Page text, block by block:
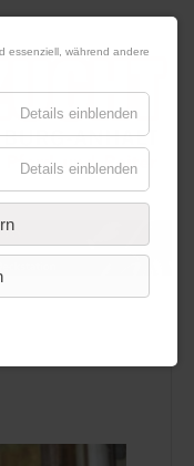
Datenschutz
essenziell, während andere
Details einblenden
Details einblenden